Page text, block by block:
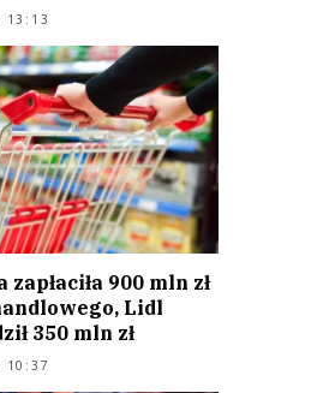
13:13
900 mln zł
Lidl
350 mln zł
10:37